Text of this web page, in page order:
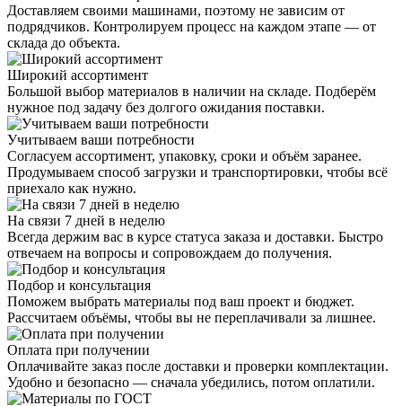
Доставляем своими машинами, поэтому не зависим от
подрядчиков. Контролируем процесс на каждом этапе — от
склада до объекта.
Широкий ассортимент
Большой выбор материалов в наличии на складе. Подберём
нужное под задачу без долгого ожидания поставки.
Учитываем ваши потребности
Согласуем ассортимент, упаковку, сроки и объём заранее.
Продумываем способ загрузки и транспортировки, чтобы всё
приехало как нужно.
На связи 7 дней в неделю
Всегда держим вас в курсе статуса заказа и доставки. Быстро
отвечаем на вопросы и сопровождаем до получения.
Подбор и консультация
Поможем выбрать материалы под ваш проект и бюджет.
Рассчитаем объёмы, чтобы вы не переплачивали за лишнее.
Оплата при получении
Оплачивайте заказ после доставки и проверки комплектации.
Удобно и безопасно — сначала убедились, потом оплатили.